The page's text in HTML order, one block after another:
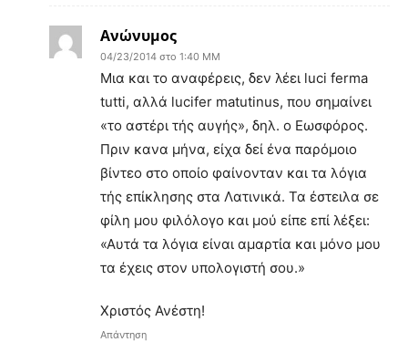
Ανώνυμος
04/23/2014 στο 1:40 ΜΜ
Μια και το αναφέρεις, δεν λέει luci ferma
tutti, αλλά lucifer matutinus, που σημαίνει
«το αστέρι τής αυγής», δηλ. ο Εωσφόρος.
Πριν κανα μήνα, είχα δεί ένα παρόμοιο
βίντεο στο οποίο φαίνονταν και τα λόγια
τής επίκλησης στα Λατινικά. Τα έστειλα σε
φίλη μου φιλόλογο και μού είπε επί λέξει:
«Αυτά τα λόγια είναι αμαρτία και μόνο μου
τα έχεις στον υπολογιστή σου.»
Χριστός Ανέστη!
Απάντηση